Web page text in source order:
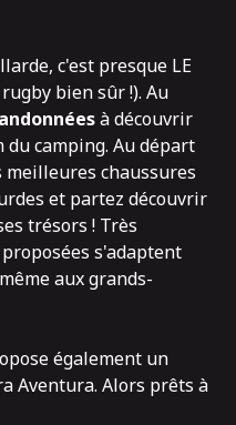
c'est presque LE
bien sûr !). Au
à découvrir
camping. Au départ
meilleures chaussures
et partez découvrir
trésors ! Très
s'adaptent
aux grands-
également un
Aventura. Alors prêts à